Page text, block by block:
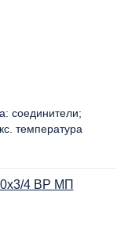
соединители
температура
4 ВР МП